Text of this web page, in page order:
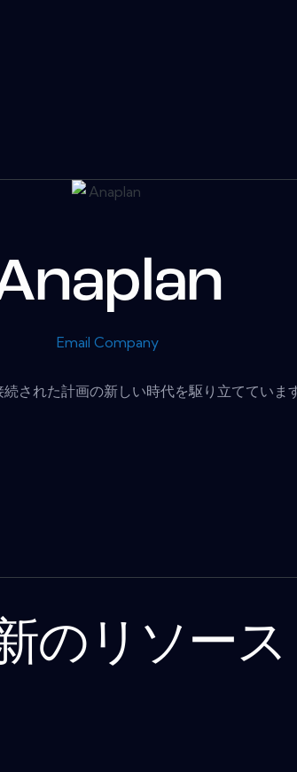
Email Company
された計画の新しい時代を駆り立てていま
のリソース